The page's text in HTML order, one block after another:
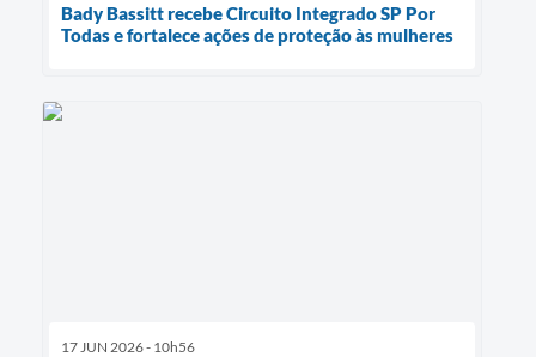
Bady Bassitt recebe Circuito Integrado SP Por
Todas e fortalece ações de proteção às mulheres
17 JUN 2026 - 10h56